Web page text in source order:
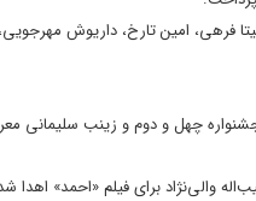
فرهی، امین تارخ، داریوش
جشنواره چهل و دوم و زینب سلیمانی
والی‌نژاد برای فیلم «احمد» اهدا